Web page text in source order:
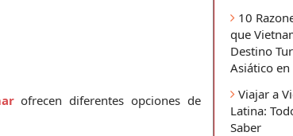
ofrecen diferentes opciones de
10
que
Destino
Asiático
Viajar a
Latina:
Saber